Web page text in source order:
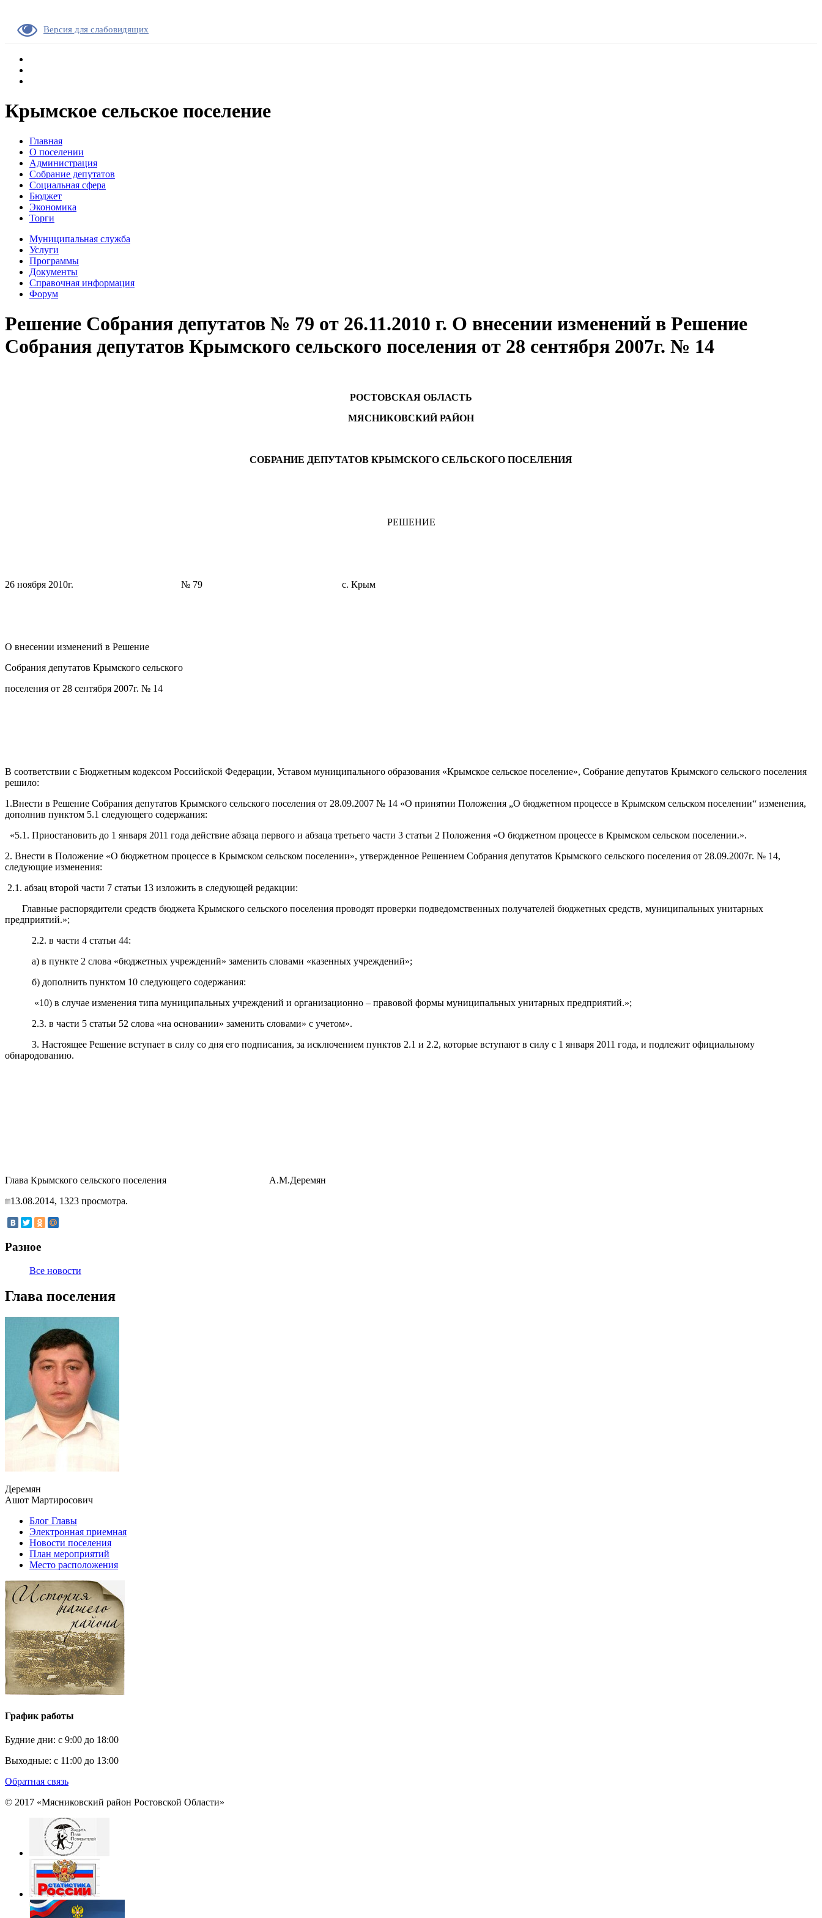
Версия для слабовидящих
Крымское сельское поселение
Главная
О поселении
Администрация
Собрание депутатов
Социальная сфера
Бюджет
Экономика
Торги
Муниципальная служба
Услуги
Программы
Документы
Справочная информация
Форум
Решение Собрания депутатов № 79 от 26.11.2010 г. О внесении изменений в Решение
Собрания депутатов Крымского сельского поселения от 28 сентября 2007г. № 14
РОСТОВСКАЯ ОБЛАСТЬ
МЯСНИКОВСКИЙ РАЙОН
СОБРАНИЕ ДЕПУТАТОВ КРЫМСКОГО СЕЛЬСКОГО ПОСЕЛЕНИЯ
РЕШЕНИЕ
26 ноября 2010г. № 79 с. Крым
О внесении изменений в Решение
Собрания депутатов Крымского сельского
поселения от 28 сентября 2007г. № 14
В соответствии с Бюджетным кодексом Российской Федерации, Уставом муниципального образования «Крымское сельское поселение», Собрание депутатов Крымского сельского поселения
решило:
1.Внести в Решение Собрания депутатов Крымского сельского поселения от 28.09.2007 № 14 «О принятии Положения „О бюджетном процессе в Крымском сельском поселении“ изменения,
дополнив пунктом 5.1 следующего содержания:
«5.1. Приостановить до 1 января 2011 года действие абзаца первого и абзаца третьего части 3 статьи 2 Положения «О бюджетном процессе в Крымском сельском поселении.».
2. Внести в Положение «О бюджетном процессе в Крымском сельском поселении», утвержденное Решением Собрания депутатов Крымского сельского поселения от 28.09.2007г. № 14,
следующие изменения:
2.1. абзац второй части 7 статьи 13 изложить в следующей редакции:
Главные распорядители средств бюджета Крымского сельского поселения проводят проверки подведомственных получателей бюджетных средств, муниципальных унитарных
предприятий.»;
2.2. в части 4 статьи 44:
а) в пункте 2 слова «бюджетных учреждений» заменить словами «казенных учреждений»;
б) дополнить пунктом 10 следующего содержания:
«10) в случае изменения типа муниципальных учреждений и организационно – правовой формы муниципальных унитарных предприятий.»;
2.3. в части 5 статьи 52 слова «на основании» заменить словами» с учетом».
3. Настоящее Решение вступает в силу со дня его подписания, за исключением пунктов 2.1 и 2.2, которые вступают в силу с 1 января 2011 года, и подлежит официальному
обнародованию.
Глава Крымского сельского поселения А.М.Деремян
13.08.2014, 1323 просмотра.
Разное
Все новости
Глава поселения
Деремян
Ашот Мартиросович
Блог Главы
Электронная приемная
Новости поселения
План мероприятий
Место расположения
График работы
Будние дни: c 9:00 до 18:00
Выходные: с 11:00 до 13:00
Обратная связь
© 2017 «Мясниковский район Ростовской Области»